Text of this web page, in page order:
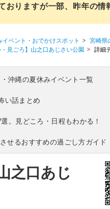
おりますが一部、昨年の情
ベント・おでかけスポット
宮崎県
・見ごろ】山之口あじさい公園 詳細
沖縄の夏休みイベント一覧
い話まとめ
。見どころ・日程もわかる！
せるおすすめの過ごし方ガイド
之口あじ